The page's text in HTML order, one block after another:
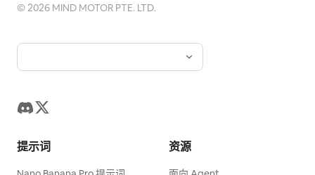
©2026 MIND MOTOR PTE. LTD.
提示词 资源